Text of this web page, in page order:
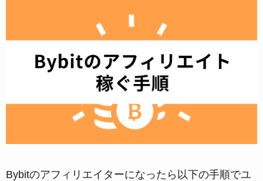
Bybitのアフィリエイターになったら以下の手順でユ